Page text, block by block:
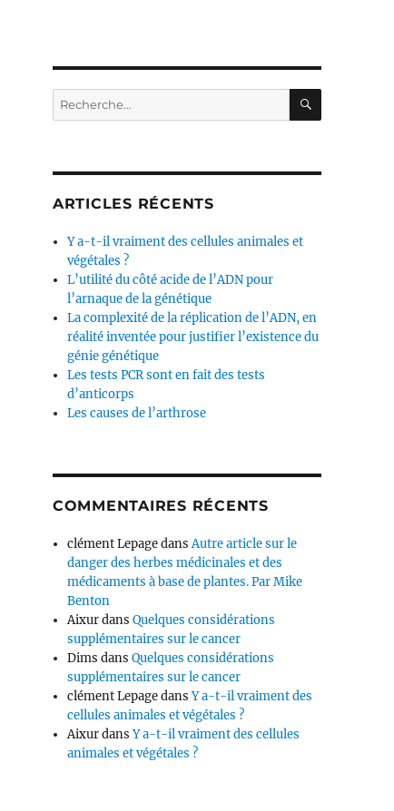
Recherche
pour :
ARTICLES RÉCENTS
Y a-t-il vraiment des cellules animales et
végétales ?
L’utilité du côté acide de l’ADN pour
l’arnaque de la génétique
La complexité de la réplication de l’ADN, en
réalité inventée pour justifier l’existence du
génie génétique
Les tests PCR sont en fait des tests
d’anticorps
Les causes de l’arthrose
COMMENTAIRES RÉCENTS
clément LepagedansAutre article sur le
danger des herbes médicinales et des
médicaments à base de plantes. Par Mike
Benton
AixurdansQuelques considérations
supplémentaires sur le cancer
Dims dansQuelques considérations
supplémentaires sur le cancer
clément LepagedansY a-t-il vraiment des
cellules animales et végétales ?
AixurdansY a-t-il vraiment des cellules
animales et végétales ?